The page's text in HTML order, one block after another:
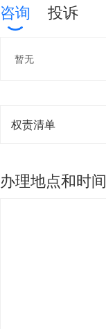
咨询 投诉
暂无
权责清单
办理地点和时间